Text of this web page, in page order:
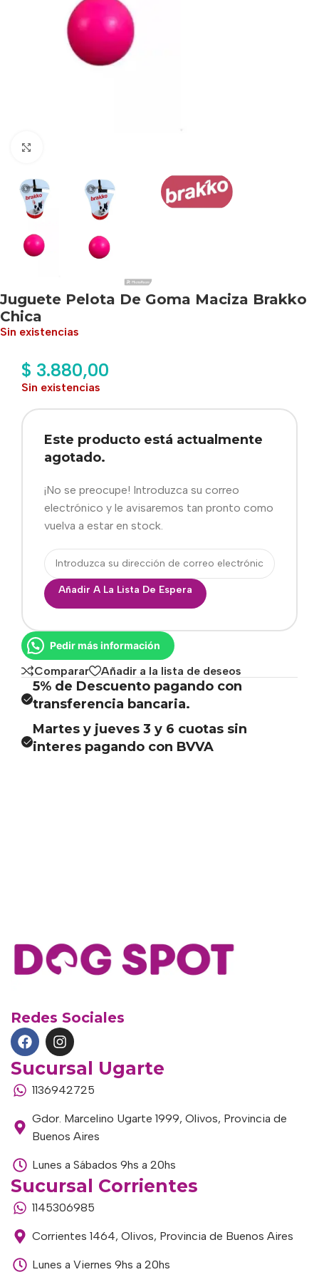
Juguete Pelota De Goma Maciza Brakko
Chica
Sin existencias
$ 3.880,00
Sin existencias
Este producto está actualmente
agotado.
¡No se preocupe! Introduzca su correo
electrónico y le avisaremos tan pronto como
vuelva a estar en stock.
Añadir A La Lista De Espera
Pedir más información
Comparar Añadir a la lista de deseos
5% de Descuento pagando con
transferencia bancaria.
Martes y jueves 3 y 6 cuotas sin
interes pagando con BVVA
Redes Sociales
Sucursal Ugarte
1136942725
Gdor. Marcelino Ugarte 1999, Olivos, Provincia de
Buenos Aires
Lunes a Sábados 9hs a 20hs
Sucursal Corrientes
1145306985
Corrientes 1464, Olivos, Provincia de Buenos Aires
Lunes a Viernes 9hs a 20hs